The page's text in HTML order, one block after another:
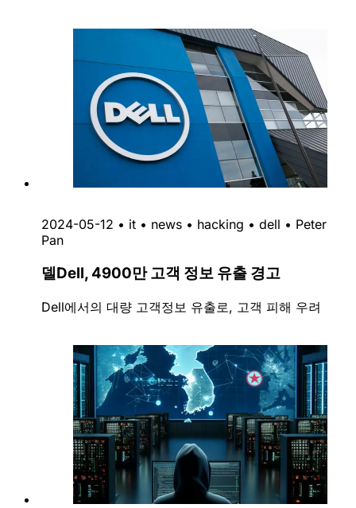
2024-05-12 • it • news • hacking • dell • Peter
Pan
델Dell, 4900만 고객 정보 유출 경고
Dell에서의 대량 고객정보 유출로, 고객 피해 우려